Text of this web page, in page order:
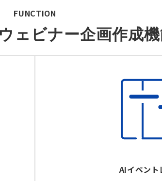
FUNCTION
ェビナー企画作成
AIイベン